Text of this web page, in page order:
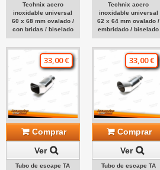
Technix acero
inoxidable universal
60 x 68 mm ovalado /
con bridas / biselado
Technix acero
inoxidable universal
62 x 64 mm ovalado /
embridado / biselado
33,00 €
Comprar
Ver
Tubo de escape TA
33,00 €
Comprar
Ver
Tubo de escape TA